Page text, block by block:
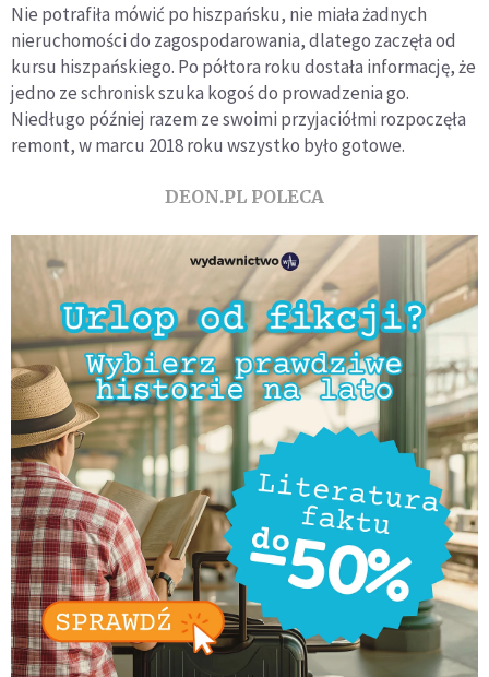
Nie potrafiła mówić po hiszpańsku, nie miała żadnych
nieruchomości do zagospodarowania, dlatego zaczęła od
kursu hiszpańskiego. Po półtora roku dostała informację, że
jedno ze schronisk szuka kogoś do prowadzenia go.
Niedługo później razem ze swoimi przyjaciółmi rozpoczęła
remont, w marcu 2018 roku wszystko było gotowe.
DEON.PL POLECA